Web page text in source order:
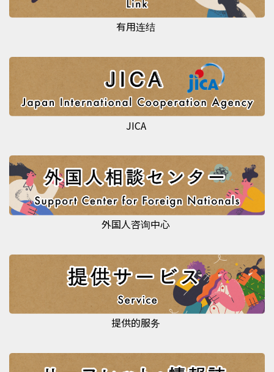
有用连结
JICA
外国人咨询中心
提供的服务